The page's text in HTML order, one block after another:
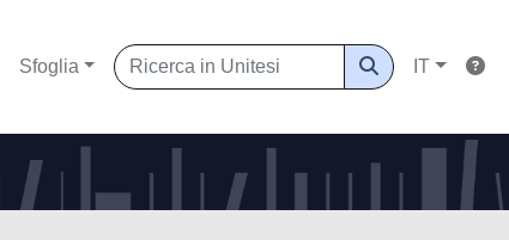
Sfoglia IT